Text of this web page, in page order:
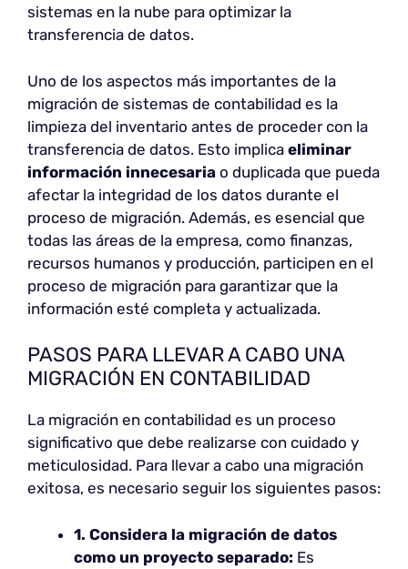
sistemas en la nube para optimizar la
transferencia de datos.
Uno de los aspectos más importantes de la
migración de sistemas de contabilidad es la
limpieza del inventario antes de proceder con la
transferencia de datos. Esto implica eliminar
información innecesaria o duplicada que pueda
afectar la integridad de los datos durante el
proceso de migración. Además, es esencial que
todas las áreas de la empresa, como finanzas,
recursos humanos y producción, participen en el
proceso de migración para garantizar que la
información esté completa y actualizada.
PASOS PARA LLEVAR A CABO UNA
MIGRACIÓN EN CONTABILIDAD
La migración en contabilidad es un proceso
significativo que debe realizarse con cuidado y
meticulosidad. Para llevar a cabo una migración
exitosa, es necesario seguir los siguientes pasos:
1. Considera la migración de datos
como un proyecto separado: Es